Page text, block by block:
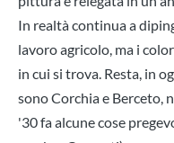
In realtà continua a
lavoro agricolo, ma i
in cui si trova. Resta, in
sono Corchia e Berceto,
'30 fa alcune cose